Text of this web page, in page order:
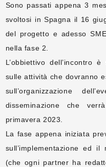
Sono passati appena 3
svoltosi in Spagna il 16
del progetto e adesso
nella fase 2.
L’obbiettivo dell’incontro
sulle attività che dovranno
sull’organizzazione
disseminazione che
primavera 2023.
La fase appena iniziata
sull’implementazione ed il
(che ogni partner ha